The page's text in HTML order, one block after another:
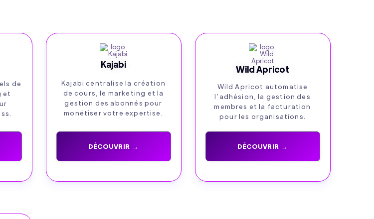
de
et
Kajabi
Kajabi centralise la création
de cours, le marketing et la
gestion des abonnés pour
monétiser votre expertise.
DÉCOUVRIR →
Wild Apricot
Wild Apricot automatise
l’adhésion, la gestion des
membres et la facturation
pour les organisations.
DÉCOUVRIR →